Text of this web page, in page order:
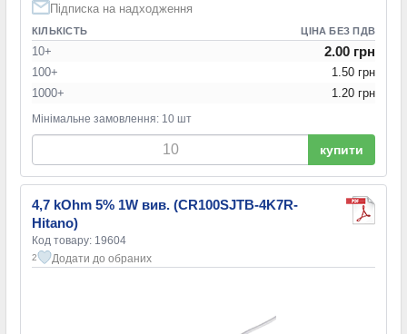
Підписка на надходження
КІЛЬКІСТЬ ЦІНА БЕЗ ПДВ
10+ 2.00 грн
100+
1.50 грн
1000+
1.20 грн
Мінімальне замовлення: 10 шт
купити
4,7 kOhm 5% 1W вив. (CR100SJTB-4K7R-
Hitano)
Код товару: 19604
2 Додати до обраних